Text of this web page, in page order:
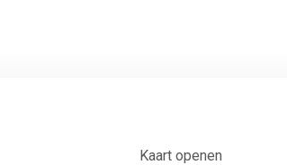
Kaart openen